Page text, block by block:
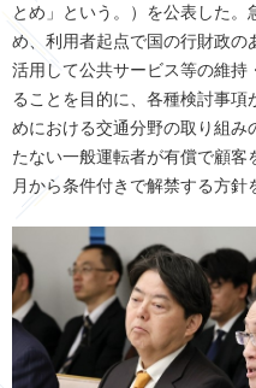
とめ」という。）を公表した
め、利用者起点で国の行財政の
活用して公共サービス等の維持
ることを目的に、各種検討事項
めにおける交通分野の取り組
たない一般運転者が有償で顧
月から条件付きで解禁する方針